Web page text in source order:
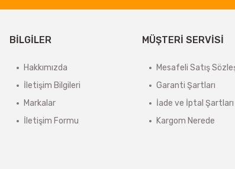
BİLGİLER
Hakkımızda
İletişim Bilgileri
Markalar
İletişim Formu
MÜŞTERİ SERVİSİ
Mesafeli Satış
Garanti Şartları
İade ve İptal Şartları
Kargom Nerede